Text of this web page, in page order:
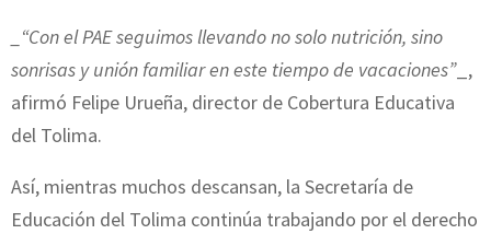
_“Con el PAE seguimos llevando no solo nutrición, sino
sonrisas y unión familiar en este tiempo de vacaciones”_,
afirmó Felipe Urueña, director de Cobertura Educativa
del Tolima.
Así, mientras muchos descansan, la Secretaría de
Educación del Tolima continúa trabajando por el derecho